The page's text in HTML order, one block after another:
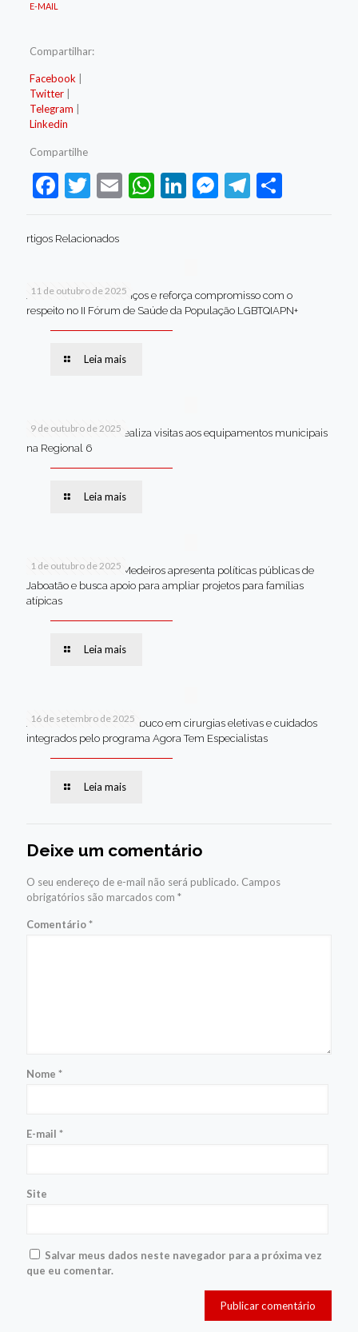
E-MAIL
Compartilhar:
Facebook
Twitter|
Telegram
Linkedin
Compartilhe
Facebook
Twitter
EmailWhatsApp
LinkedIn
Messenger
Telegram
Share
rtigos Relacionados
11 de outubro de 2025
Jaboatão celebra avanços e reforça compromisso com o
respeito no II Fórum de Saúde da População LGBTQIAPN+
Leia mais
9 de outubro de 2025
Van dos secretários realiza visitas aos equipamentos municipais
na Regional 6
Leia mais
1 de outubro de 2025
Em Brasília, Andréa Medeiros apresenta políticas públicas de
Jaboatão e busca apoio para ampliar projetos para famílias
atípicas
Leia mais
16 de setembro de 2025
Jaboatão lidera Pernambuco em cirurgias eletivas e cuidados
integrados pelo programa Agora Tem Especialistas
Leia mais
Deixe um comentário
O seu endereço de e-mail não será publicado. Campos
obrigatórios são marcados com *
Comentário*
Nome *
E-mail *
Site
Salvar meus dados neste navegador para a próxima vez
que eu comentar.